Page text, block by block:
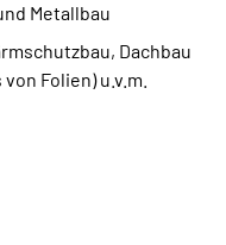
Metallbau
Dachbau
Folien) u.v.m.